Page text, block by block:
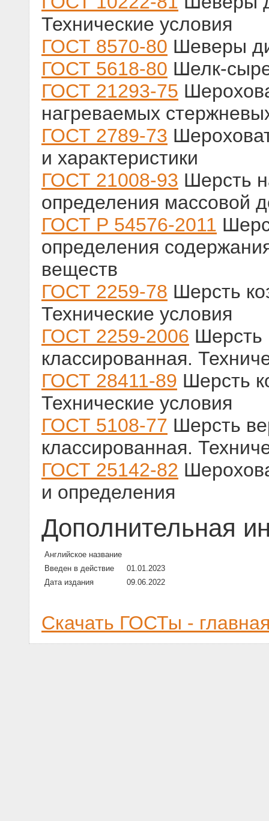
Технические условия
ГОСТ 8570-80 Шеверы
ГОСТ 5618-80 Шелк-
ГОСТ 21293-75
нагреваемых
ГОСТ 2789-73
и характеристики
ГОСТ 21008-93 Шерсть
определения массовой
ГОСТ Р 54576-2011
определения
веществ
ГОСТ 2259-78 Шерсть
Технические условия
ГОСТ 2259-2006 Шерсть
классированная.
ГОСТ 28411-89 Шерсть
Технические условия
ГОСТ 5108-77 Шерсть
классированная.
ГОСТ 25142-82
и определения
Дополнительная
Английское название
Введен в действие
01.01.2023
Дата издания
09.06.2022
Скачать ГОСТы -